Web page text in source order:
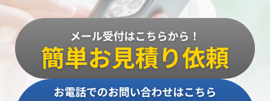
メール受付はこちらから！
簡単お見積り依頼
お電話でのお問い合わせはこちら